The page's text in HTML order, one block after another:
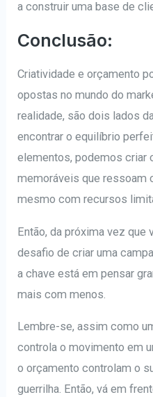
a construir uma base de
Conclusão:
Criatividade e orçamento
opostas no mundo do
realidade, são dois lados
encontrar o equilíbrio
elementos, podemos criar
memoráveis que ressoam
mesmo com recursos
Então, da próxima vez que
desafio de criar uma
a chave está em pensar
mais com menos.
Lembre-se, assim como
controla o movimento em
o orçamento controlam o
guerrilha. Então, vá em